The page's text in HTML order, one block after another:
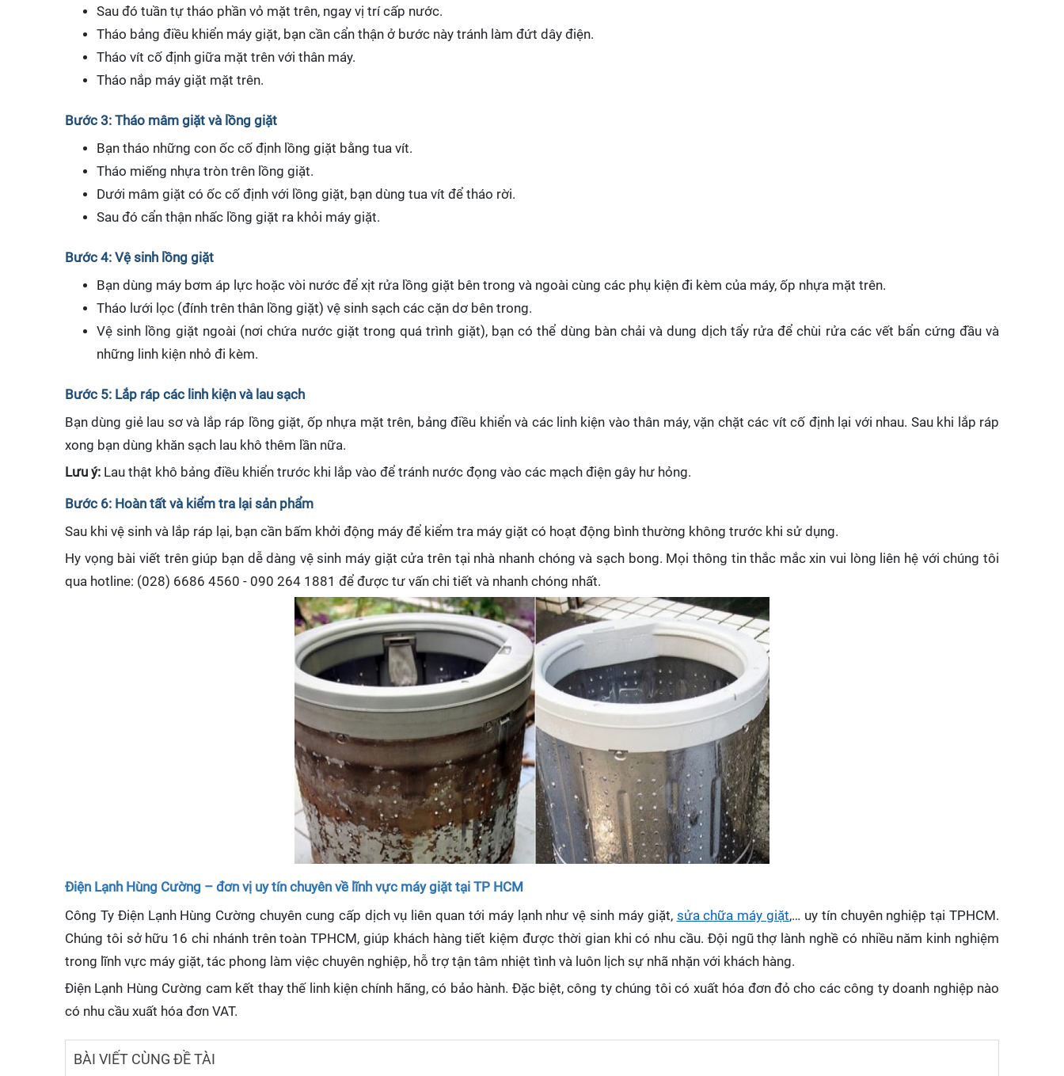
Sau đó tuần tự tháo phần vỏ mặt trên, ngay vị trí cấp nước.
Tháo bảng điều khiển máy giặt, bạn cần cẩn thận ở bước này tránh làm đứt dây điện.
Tháo vít cố định giữa mặt trên với thân máy.
Tháo nắp máy giặt mặt trên.
Bước 3: Tháo mâm giặt và lồng giặt
Bạn tháo những con ốc cố định lồng giặt bằng tua vít.
Tháo miếng nhựa tròn trên lồng giặt.
Dưới mâm giặt có ốc cố định với lồng giặt, bạn dùng tua vít để tháo rời.
Sau đó cẩn thận nhấc lồng giặt ra khỏi máy giặt.
Bước 4: Vệ sinh lồng giặt
Bạn dùng máy bơm áp lực hoặc vòi nước để xịt rửa lồng giặt bên trong và ngoài cùng các phụ kiện đi kèm của máy, ốp nhựa mặt trên.
Tháo lưới lọc (đính trên thân lồng giặt) vệ sinh sạch các cặn dơ bên trong.
Vệ sinh lồng giặt ngoài (nơi chứa nước giặt trong quá trình giặt), bạn có thể dùng bàn chải và dung dịch tẩy rửa để chùi rửa các vết bẩn cứng đầu và
những linh kiện nhỏ đi kèm.
Bước 5: Lắp ráp các linh kiện và lau sạch
Bạn dùng giẻ lau sơ và lắp ráp lồng giặt, ốp nhựa mặt trên, bảng điều khiển và các linh kiện vào thân máy, vặn chặt các vít cố định lại với nhau. Sau khi lắp ráp
xong bạn dùng khăn sạch lau khô thêm lần nữa.
Lưu ý: Lau thật khô bảng điều khiển trước khi lắp vào để tránh nước đọng vào các mạch điện gây hư hỏng.
Bước 6: Hoàn tất và kiểm tra lại sản phẩm
Sau khi vệ sinh và lắp ráp lại, bạn cần bấm khởi động máy để kiểm tra máy giặt có hoạt động bình thường không trước khi sử dụng.
Hy vọng bài viết trên giúp bạn dễ dàng vệ sinh máy giặt cửa trên tại nhà nhanh chóng và sạch bong. Mọi thông tin thắc mắc xin vui lòng liên hệ với chúng tôi
qua hotline: (028) 6686 4560 - 090 264 1881 để được tư vấn chi tiết và nhanh chóng nhất.
Điện Lạnh Hùng Cường – đơn vị uy tín chuyên về lĩnh vực máy giặt tại TP HCM
Công Ty Điện Lạnh Hùng Cường chuyên cung cấp dịch vụ liên quan tới máy lạnh như vệ sinh máy giặt, sửa chữa máy giặt,… uy tín chuyên nghiệp tại TPHCM.
Chúng tôi sở hữu 16 chi nhánh trên toàn TPHCM, giúp khách hàng tiết kiệm được thời gian khi có nhu cầu. Đội ngũ thợ lành nghề có nhiều năm kinh nghiệm
trong lĩnh vực máy giặt, tác phong làm việc chuyên nghiệp, hỗ trợ tận tâm nhiệt tình và luôn lịch sự nhã nhặn với khách hàng.
Điện Lạnh Hùng Cường cam kết thay thế linh kiện chính hãng, có bảo hành. Đặc biệt, công ty chúng tôi có xuất hóa đơn đỏ cho các công ty doanh nghiệp nào
có nhu cầu xuất hóa đơn VAT.
BÀI VIẾT CÙNG ĐỀ TÀI